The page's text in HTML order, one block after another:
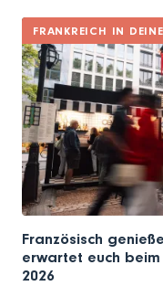
FRANKREICH IN
Französisch
erwartet euch
2026